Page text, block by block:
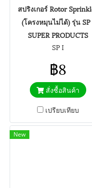
สปริงเกอร์ Rotor
(โครงหมุนไม่ได้) รุ่น
SUPER PRODUCTS
SP I
฿8
สั่งซื้อสินค้า
เปรียบเทียบ
New